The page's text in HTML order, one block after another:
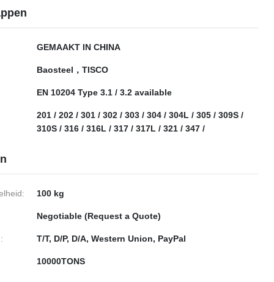
GEMAAKT IN CHINA
Baosteel，TISCO
EN 10204 Type 3.1 / 3.2 available
201 / 202 / 301 / 302 / 303 / 304 / 304L / 305 / 309S /
310S / 316 / 316L / 317 / 317L / 321 / 347 /
100 kg
Negotiable (Request a Quote)
T/T, D/P, D/A, Western Union, PayPal
10000TONS